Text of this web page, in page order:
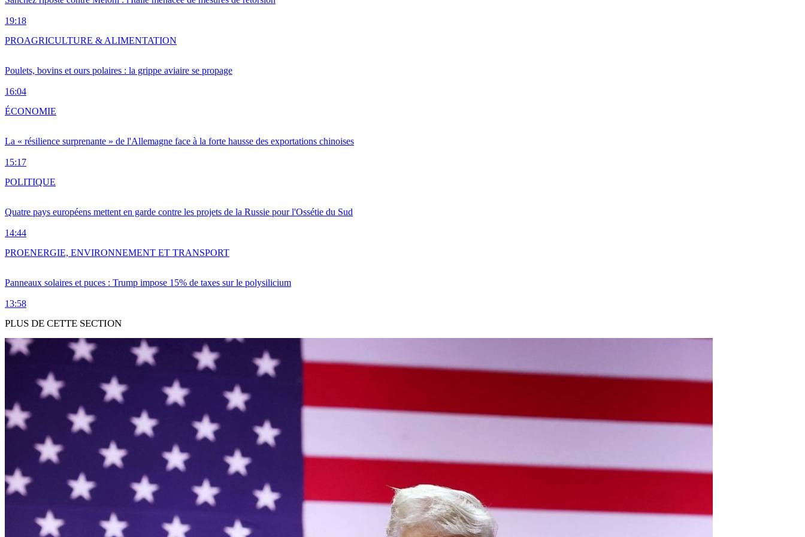
19:18
Poulets, bovins et ours polaires : la grippe aviaire se propage
16:04
PROAGRICULTURE & ALIMENTATION
La « résilience surprenante » de l'Allemagne face à la forte hausse des exportations chinoises
15:17
ÉCONOMIE
Quatre pays européens mettent en garde contre les projets de la Russie pour l'Ossétie du Sud
14:44
POLITIQUE
Panneaux solaires et puces : Trump impose 15% de taxes sur le polysilicium
13:58
PROENERGIE, ENVIRONNEMENT ET TRANSPORT
PLUS DE CETTE SECTION